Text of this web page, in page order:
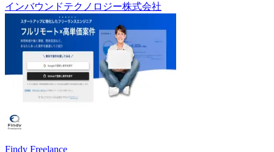
インバウンドテクノロジー株式会社
Findy Freelance